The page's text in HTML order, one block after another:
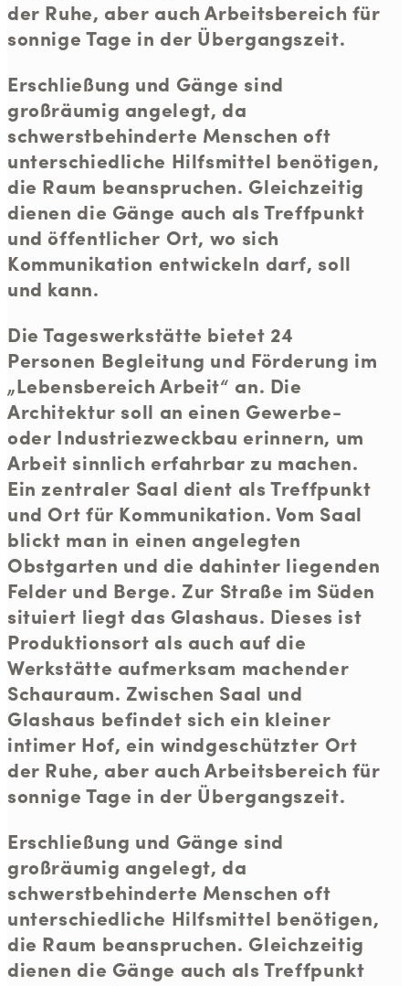
der Ruhe, aber auch Arbeitsbereich für
sonnige Tage in der Übergangszeit.
Erschließung und Gänge sind
großräumig angelegt, da
schwerstbehinderte Menschen oft
unterschiedliche Hilfsmittel benötigen,
die Raum beanspruchen. Gleichzeitig
dienen die Gänge auch als Treffpunkt
und öffentlicher Ort, wo sich
Kommunikation entwickeln darf, soll
und kann.
Die Tageswerkstätte bietet 24
Personen Begleitung und Förderung im
„Lebensbereich Arbeit“ an. Die
Architektur soll an einen Gewerbe-
oder Industriezweckbau erinnern, um
Arbeit sinnlich erfahrbar zu machen.
Ein zentraler Saal dient als Treffpunkt
und Ort für Kommunikation. Vom Saal
blickt man in einen angelegten
Obstgarten und die dahinter liegenden
Felder und Berge. Zur Straße im Süden
situiert liegt das Glashaus. Dieses ist
Produktionsort als auch auf die
Werkstätte aufmerksam machender
Schauraum. Zwischen Saal und
Glashaus befindet sich ein kleiner
intimer Hof, ein windgeschützter Ort
der Ruhe, aber auch Arbeitsbereich für
sonnige Tage in der Übergangszeit.
Erschließung und Gänge sind
großräumig angelegt, da
schwerstbehinderte Menschen oft
unterschiedliche Hilfsmittel benötigen,
die Raum beanspruchen. Gleichzeitig
dienen die Gänge auch als Treffpunkt